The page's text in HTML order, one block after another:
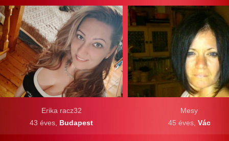
Erika racz32
43 éves, Budapest
Mesy
45 éves, Vác